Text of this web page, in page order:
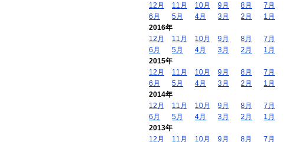
12月
11月 10月 9月 8月
7月
6月
5月 4月 3月 2月
1月
2016年
12月
11月 10月 9月 8月
7月
6月
5月 4月 3月 2月
1月
2015年
12月
11月 10月 9月 8月
7月
6月
5月 4月 3月 2月
1月
2014年
12月
11月 10月 9月 8月
7月
6月
5月 4月 3月 2月
1月
2013年
12月
11月 10月 9月 8月 7月